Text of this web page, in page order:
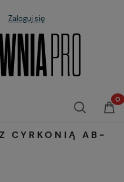
Zaloguj się
CYRKONIĄ AB-